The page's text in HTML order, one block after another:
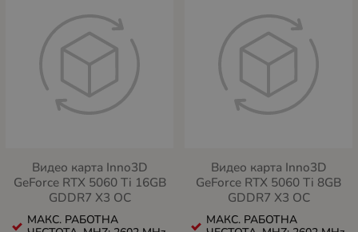
Видео карта Inno3D
GeForce RTX 5060 Ti 16GB
GDDR7 X3 OC
МАКС. РАБОТНА
Видео карта Inno3D
GeForce RTX 5060 Ti 8GB
GDDR7 X3 OC
МАКС. РАБОТНА